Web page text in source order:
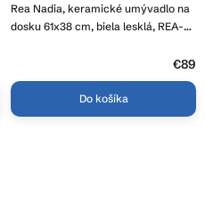
Rea Nadia, keramické umývadlo na
dosku 61x38 cm, biela lesklá, REA-
produktu
je
€89
Do košíka